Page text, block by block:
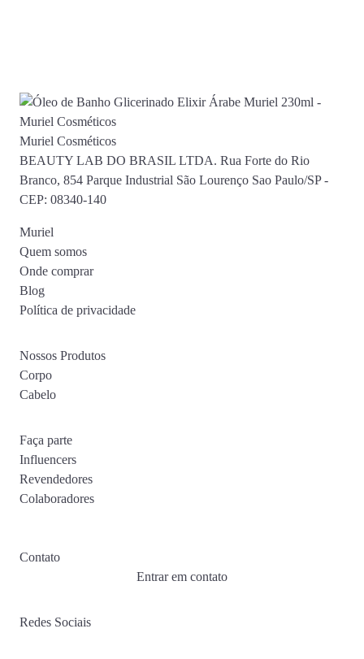
Muriel Cosméticos
BEAUTY LAB DO BRASIL LTDA. Rua Forte do Rio
Branco, 854 Parque Industrial São Lourenço Sao Paulo/SP -
CEP: 08340-140
Muriel
Quem somos
Onde comprar
Blog
Política de privacidade
Nossos Produtos
Corpo
Cabelo
Faça parte
Influencers
Revendedores
Colaboradores
Contato
Entrar em contato
Redes Sociais